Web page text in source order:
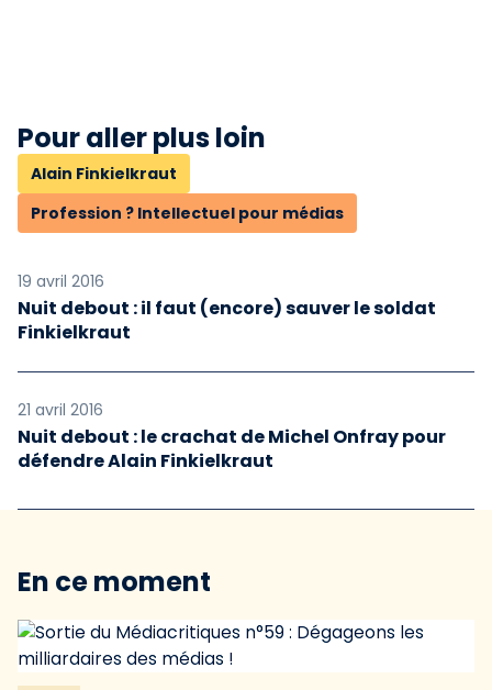
Pour aller plus loin
Alain Finkielkraut
Profession ? Intellectuel pour médias
19 avril 2016
Nuit debout : il faut (encore) sauver le soldat
Finkielkraut
21 avril 2016
Nuit debout : le crachat de Michel Onfray pour
défendre Alain Finkielkraut
En ce moment